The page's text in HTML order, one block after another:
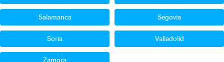
Salamanca Segovia
Soria Valladolid
Zamora